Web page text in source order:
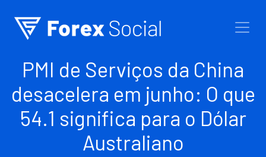
PMI de Serviços da China
desacelera em junho: O que
54.1 significa para o Dólar
Australiano